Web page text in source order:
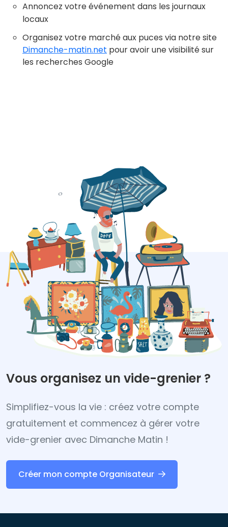
Annoncez votre événement dans les journaux
locaux
Organisez votre marché aux puces via notre site
Dimanche-matin.net pour avoir une visibilité sur
les recherches Google
Vous organisez un vide-grenier ?
Simplifiez-vous la vie : créez votre compte
gratuitement et commencez à gérer votre
vide-grenier avec Dimanche Matin !
Créer mon compte Organisateur